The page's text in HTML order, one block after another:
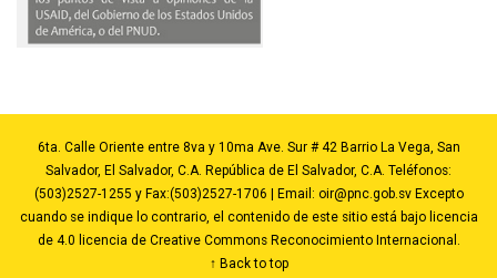
6ta. Calle Oriente entre 8va y 10ma Ave. Sur # 42 Barrio La Vega, San
Salvador, El Salvador, C.A. República de El Salvador, C.A. Teléfonos:
(503)2527-1255 y Fax:(503)2527-1706 | Email: oir@pnc.gob.svExcepto
cuando se indique lo contrario, el contenido de este sitio está bajo licencia
de 4.0 licencia de Creative Commons Reconocimiento Internacional.
↑ Back to top